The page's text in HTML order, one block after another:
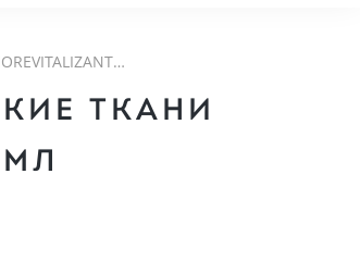
ТКАНИ
МЛ